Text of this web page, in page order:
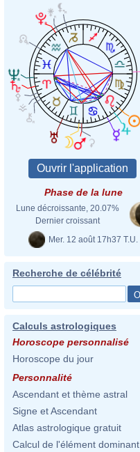
Phase de la lune
Lune décroissante, 20.07%
Dernier croissant
Mer. 12 août 17h37 T.U.
Recherche de célébrité
Calculs astrologiques
Horoscope personnalisé
Horoscope du jour
Personnalité
Ascendant et thème astral
Signe et Ascendant
Atlas astrologique gratuit
Calcul de l'élément dominant